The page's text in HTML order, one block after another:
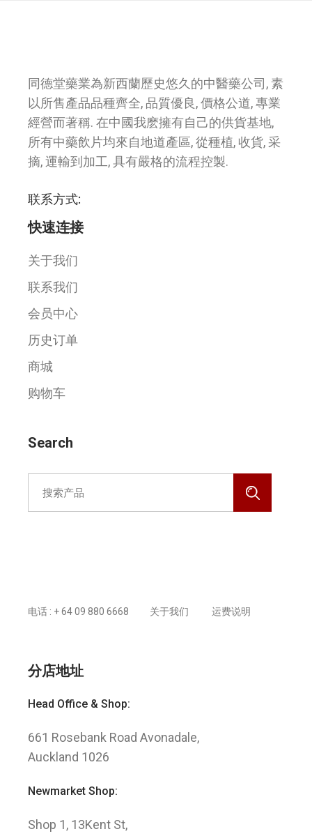
同德堂藥業為新西蘭歷史悠久的中醫藥公司, 素
以所售產品品種齊全, 品質優良, 價格公道, 專業
經營而著稱. 在中國我麽擁有自己的供貨基地,
所有中藥飲片均來自地道產區, 從種植, 收貨, 采
摘, 運輸到加工, 具有嚴格的流程控製.
联系方式:
快速连接
关于我们
联系我们
会员中心
历史订单
商城
购物车
Search
Search
for:
电话 : + 64 09 880 6668 关于我们 运费说明
分店地址
Head Office & Shop:
661 Rosebank Road Avonadale,
Auckland 1026
Newmarket Shop:
Shop 1, 13Kent St,